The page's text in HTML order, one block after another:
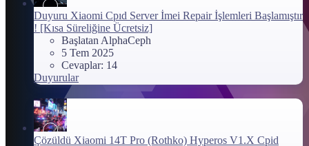
Duyuru Xiaomi Cpıd Server İmei Repair İşlemleri Başlamıştır
! [Kısa Süreliğine Ücretsiz]
Başlatan AlphaCeph
5 Tem 2025
Cevaplar: 14
Duyurular
Çözüldü Xiaomi 14T Pro (Rothko) Hyperos V1.X Cpid